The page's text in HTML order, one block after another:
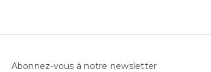
Abonnez-vous à notre newsletter